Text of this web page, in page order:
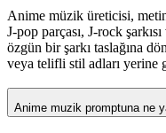
Anime müzik üreticisi, metin
J-pop parçası, J-rock
özgün bir şarkı taslağına
veya telifli stil adları yerine
Anime muzik promptuna ne